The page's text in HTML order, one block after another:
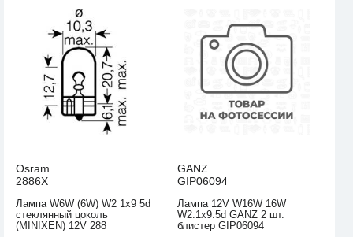
Osram
2886X
Лампа W6W (6W) W2 1x9 5d
стеклянный цоколь
(MINIXEN) 12V 288
GANZ
GIP06094
Лампа 12V W16W 16W
W2.1x9.5d GANZ 2 шт.
блистер GIP06094